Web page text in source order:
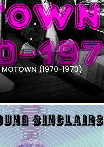
MOTOWN (1970-1973)